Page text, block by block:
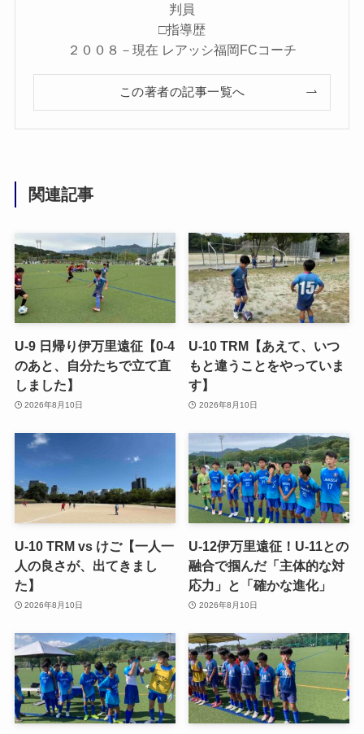
判員
□指導歴
２００８－現在 レアッシ福岡FCコーチ
この著者の記事一覧へ
関連記事
U-9 日帰り伊万里遠征【0-4
のあと、自分たちで立て直
しました】
2026年8月10日
U-10 TRM【あえて、いつ
もと違うことをやっていま
す】
2026年8月10日
U-10 TRM vs けご【一人一
人の良さが、出てきまし
た】
2026年8月10日
U-12伊万里遠征！U-11との
融合で掴んだ「主体的な対
応力」と「確かな進化」
2026年8月10日